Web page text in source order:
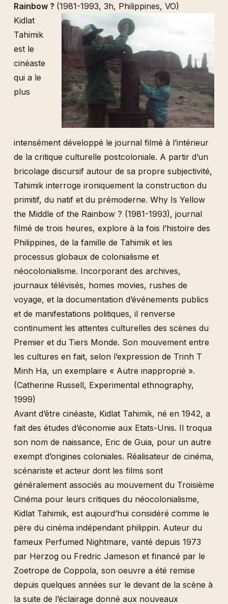
Rainbow ? (1981-1993, 3h, Philippines, VO)
Kidlat
Tahimik
est le
cinéaste
qui a le
plus
intensément développé le journal filmé à l’intérieur
de la critique culturelle postcoloniale. A partir d’un
bricolage discursif autour de sa propre subjectivité,
Tahimik interroge ironiquement la construction du
primitif, du natif et du prémoderne. Why Is Yellow
the Middle of the Rainbow ? (1981-1993), journal
filmé de trois heures, explore à la fois l’histoire des
Philippines, de la famille de Tahimik et les
processus globaux de colonialisme et
néocolonialisme. Incorporant des archives,
journaux télévisés, homes movies, rushes de
voyage, et la documentation d’événements publics
et de manifestations politiques, il renverse
continument les attentes culturelles des scènes du
Premier et du Tiers Monde. Son mouvement entre
les cultures en fait, selon l’expression de Trinh T
Minh Ha, un exemplaire « Autre inapproprié ».
(Catherine Russell, Experimental ethnography,
1999)
Avant d’être cinéaste, Kidlat Tahimik, né en 1942, a
fait des études d’économie aux Etats-Unis. Il troqua
son nom de naissance, Eric de Guia, pour un autre
exempt d’origines coloniales. Réalisateur de cinéma,
scénariste et acteur dont les films sont
généralement associés au mouvement du Troisième
Cinéma pour leurs critiques du néocolonialisme,
Kidlat Tahimik, est aujourd’hui considéré comme le
père du cinéma indépendant philippin. Auteur du
fameux Perfumed Nightmare, vanté depuis 1973
par Herzog ou Fredric Jameson et financé par le
Zoetrope de Coppola, son oeuvre a été remise
depuis quelques années sur le devant de la scène à
la suite de l’éclairage donné aux nouveaux